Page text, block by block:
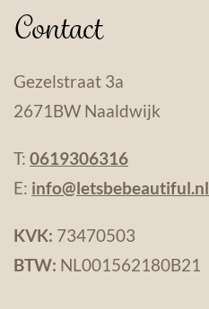
Contact
Gezelstraat 3a
2671BW Naaldwijk
T: 0619306316
E: info@letsbebeautiful.nl
KVK: 73470503
BTW: NL001562180B21